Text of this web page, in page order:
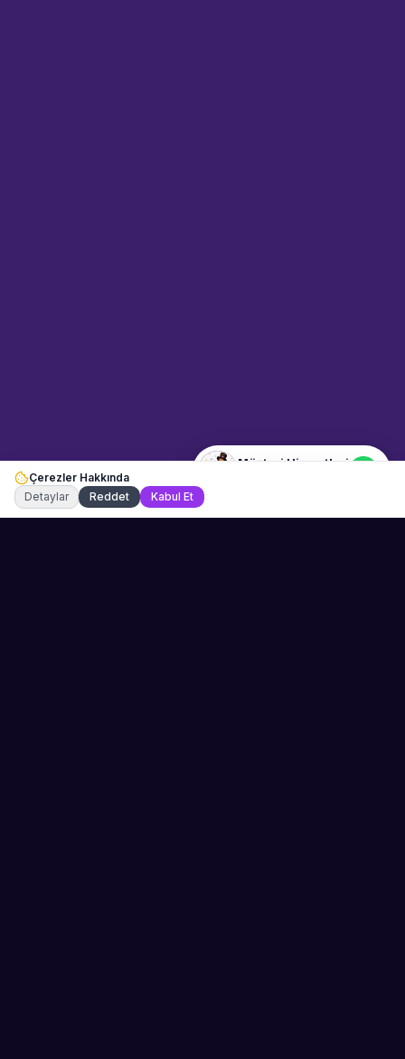
Müşteri Hizmetleri
Çerezler Hakkında
Detaylar
Reddet Kabul Et